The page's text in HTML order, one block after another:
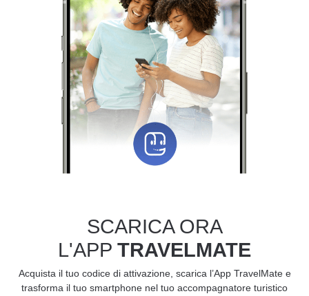
SCARICA ORA
L'APP TRAVELMATE
Acquista il tuo codice di attivazione, scarica l’App TravelMate e
trasforma il tuo smartphone nel tuo accompagnatore turistico